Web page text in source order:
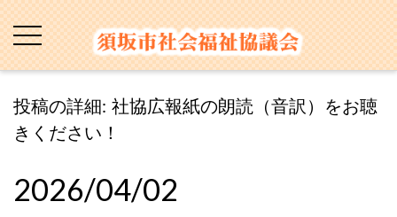
投稿の詳細: 社協広報紙の朗読（音訳）をお聴
きください！
2026/04/02